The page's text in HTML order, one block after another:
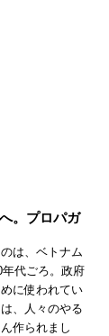
。プロパガ
は、ベトナム
代ごろ。政府
に使われてい
、人々のやる
作られまし